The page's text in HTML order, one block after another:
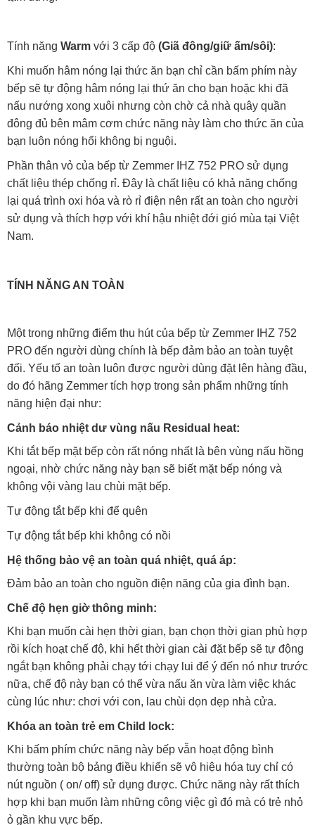
Tính năng Warmvới 3 cấp độ(Giã đông/giữ ấm/sôi):
Khi muốn hâm nóng lại thức ăn bạn chỉ cần bấm phím này
bếp sẽ tự động hâm nóng lại thứ ăn cho bạn hoặc khi đã
nấu nướng xong xuôi nhưng còn chờ cả nhà quây quần
đông đủ bên mâm cơm chức năng này làm cho thức ăn của
bạn luôn nóng hổi không bị nguội.
Phần thân vỏ của bếp từ Zemmer IHZ 752 PRO sử dụng
chất liệu thép chống rỉ. Đây là chất liệu có khả năng chống
lại quá trình oxi hóa và rò rỉ điện nên rất an toàn cho người
sử dụng và thích hợp với khí hậu nhiệt đới gió mùa tại Việt
Nam.
TÍNH NĂNG AN TOÀN
Một trong những điểm thu hút của bếp từ Zemmer IHZ 752
PRO đến người dùng chính là bếp đảm bảo an toàn tuyệt
đối. Yếu tố an toàn luôn được người dùng đặt lên hàng đầu,
do đó hãng Zemmer tích hợp trong sản phẩm những tính
năng hiện đại như:
Cảnh báo nhiệt dư vùng nấu Residual heat:
Khi tắt bếp mặt bếp còn rất nóng nhất là bên vùng nấu hồng
ngoại, nhờ chức năng này bạn sẽ biết mặt bếp nóng và
không vội vàng lau chùi mặt bếp.
Tự động tắt bếp khi để quên
Tự động tắt bếp khi không có nồi
Hệ thống bảo vệ an toàn quá nhiệt, quá áp:
Đảm bảo an toàn cho nguồn điện năng của gia đình bạn.
Chế độ hẹn giờ thông minh:
Khi bạn muốn cài hẹn thời gian, bạn chọn thời gian phù hợp
rồi kích hoạt chế độ, khi hết thời gian cài đặt bếp sẽ tự động
ngắt bạn không phải chạy tới chạy lui để ý đến nó như trước
nữa, chế độ này bạn có thể vừa nấu ăn vừa làm việc khác
cùng lúc như: chơi với con, lau chùi dọn dẹp nhà cửa.
Khóa an toàn trẻ em Child lock:
Khi bấm phím chức năng này bếp vẫn hoạt động bình
thường toàn bộ bảng điều khiển sẽ vô hiệu hóa tuy chỉ có
nút nguồn ( on/ off) sử dụng được. Chức năng này rất thích
hợp khi bạn muốn làm những công việc gì đó mà có trẻ nhỏ
ỏ gần khu vực bếp.